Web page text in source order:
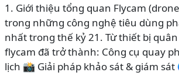
Volta
Đến
Pin
Alkaline
&
1. Giới thiệu tổng quan Flycam
trong những công nghệ tiêu dùng
nhất trong thế kỷ 21. Từ thiết bị
flycam đã trở thành: Công cụ quay
lịch 📸 Giải pháp khảo sát & giám sát